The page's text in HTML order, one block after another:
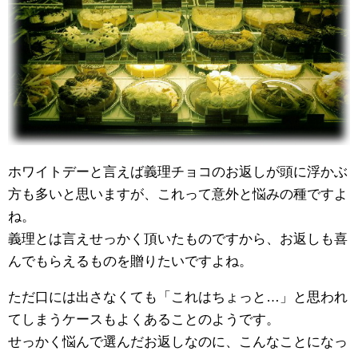
ホワイトデーと言えば義理チョコのお返しが頭に浮かぶ
方も多いと思いますが、これって意外と悩みの種ですよ
ね。
義理とは言えせっかく頂いたものですから、お返しも喜
んでもらえるものを贈りたいですよね。
ただ口には出さなくても「これはちょっと…」と思われ
てしまうケースもよくあることのようです。
せっかく悩んで選んだお返しなのに、こんなことになっ